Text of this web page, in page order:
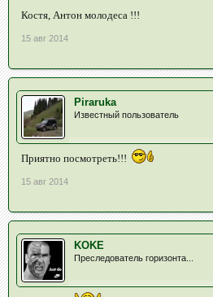
Костя, Антон молодеса !!!
15 авг 2014
Piraruka
Известный пользователь
Приятно посмотреть!!!
15 авг 2014
KOKE
Преследователь горизонта...